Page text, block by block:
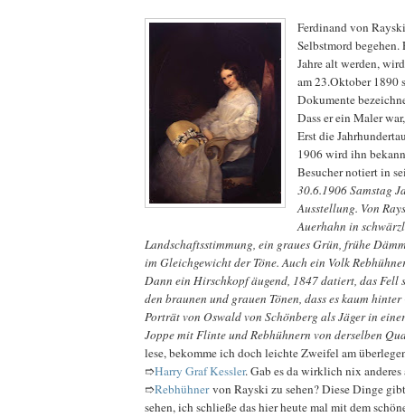
Ferdinand von
Selbstmord
Jahre alt werden,
am 23.Oktober 1890
Dokumente
Dass er ein Maler
Erst die
1906 wird ihn
Besucher notiert in
30.6.1906 Samstag
Ausstellung. Von
Auerhahn in
Landschaftsstimmung, ein graues Grün, frühe
im Gleichgewicht der Töne. Auch ein Volk
Dann ein Hirschkopf äugend, 1847 datiert, das Fell
den braunen und grauen Tönen, dass es kaum
Porträt von Oswald von Schönberg als Jäger in
Joppe mit Flinte und Rebhühnern von derselben
lese, bekomme ich doch leichte Zweifel am
➱Harry Graf Kessler. Gab es da wirklich nix
➱Rebhühnervon Rayski zu sehen? Diese Dinge
sehen, ich schließe das hier heute mal mit dem